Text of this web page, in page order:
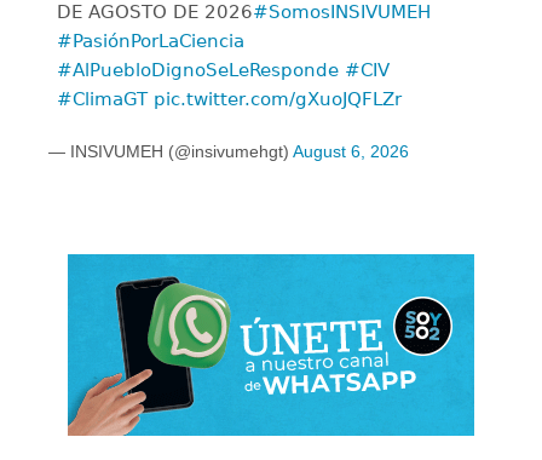
DE AGOSTO DE 2026#SomosINSIVUMEH
#PasiónPorLaCiencia
#AlPuebloDignoSeLeResponde #CIV
#ClimaGT pic.twitter.com/gXuoJQFLZr
— INSIVUMEH (@insivumehgt) August 6, 2026